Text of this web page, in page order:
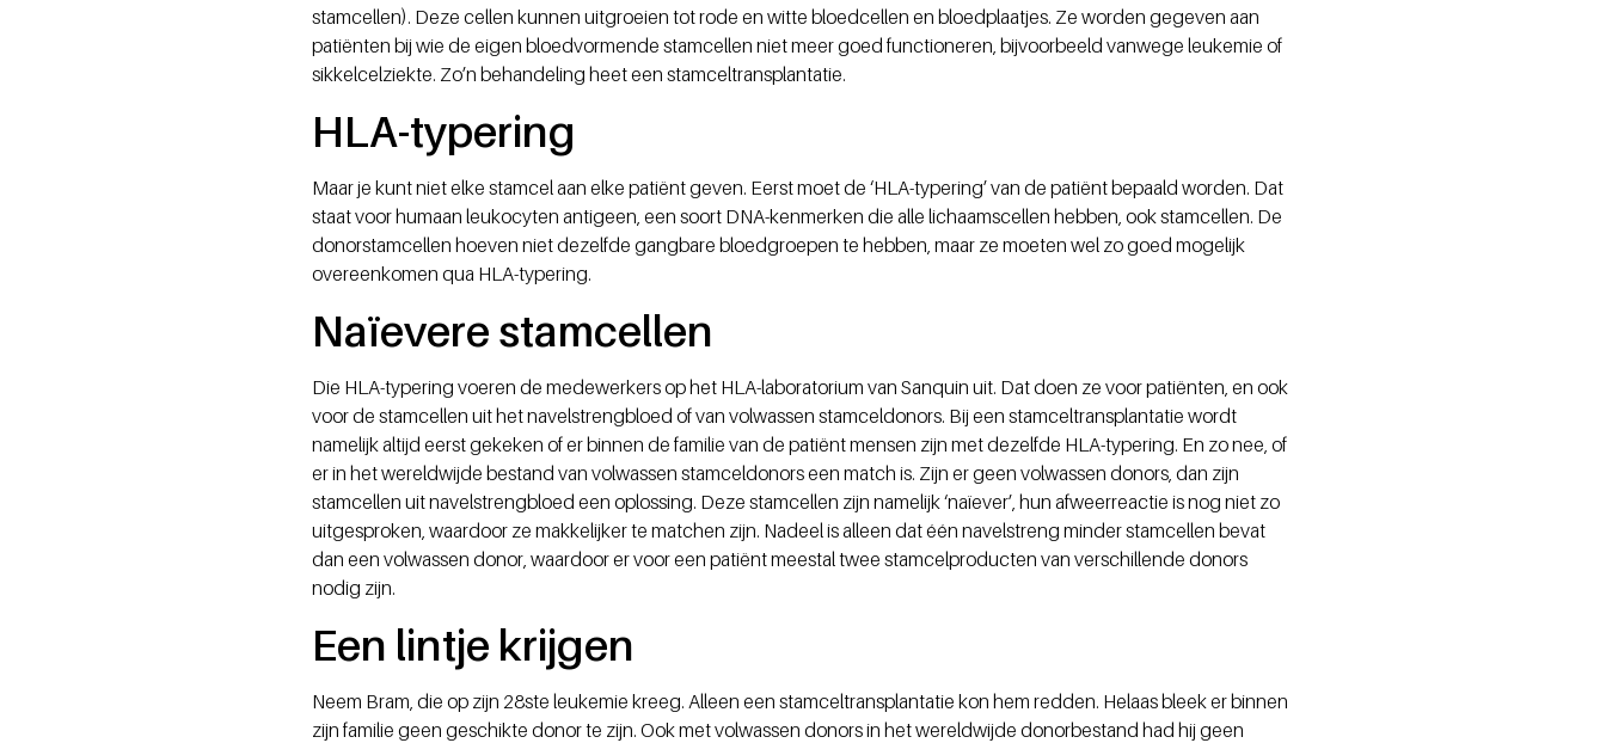
stamcellen). Deze cellen kunnen uitgroeien tot rode en witte bloedcellen en bloedplaatjes. Ze worden gegeven aan
patiënten bij wie de eigen bloedvormende stamcellen niet meer goed functioneren, bijvoorbeeld vanwege leukemie of
sikkelcelziekte. Zo’n behandeling heet een stamceltransplantatie.
HLA-typering
Maar je kunt niet elke stamcel aan elke patiënt geven. Eerst moet de ‘HLA-typering’ van de patiënt bepaald worden. Dat
staat voor humaan leukocyten antigeen, een soort DNA-kenmerken die alle lichaamscellen hebben, ook stamcellen. De
donorstamcellen hoeven niet dezelfde gangbare bloedgroepen te hebben, maar ze moeten wel zo goed mogelijk
overeenkomen qua HLA-typering.
Naïevere stamcellen
Die HLA-typering voeren de medewerkers op het HLA-laboratorium van Sanquin uit. Dat doen ze voor patiënten, en ook
voor de stamcellen uit het navelstrengbloed of van volwassen stamceldonors. Bij een stamceltransplantatie wordt
namelijk altijd eerst gekeken of er binnen de familie van de patiënt mensen zijn met dezelfde HLA-typering. En zo nee, of
er in het wereldwijde bestand van volwassen stamceldonors een match is. Zijn er geen volwassen donors, dan zijn
stamcellen uit navelstrengbloed een oplossing. Deze stamcellen zijn namelijk ‘naïever’, hun afweerreactie is nog niet zo
uitgesproken, waardoor ze makkelijker te matchen zijn. Nadeel is alleen dat één navelstreng minder stamcellen bevat
dan een volwassen donor, waardoor er voor een patiënt meestal twee stamcelproducten van verschillende donors
nodig zijn.
Een lintje krijgen
Neem Bram, die op zijn 28ste leukemie kreeg. Alleen een stamceltransplantatie kon hem redden. Helaas bleek er binnen
zijn familie geen geschikte donor te zijn. Ook met volwassen donors in het wereldwijde donorbestand had hij geen